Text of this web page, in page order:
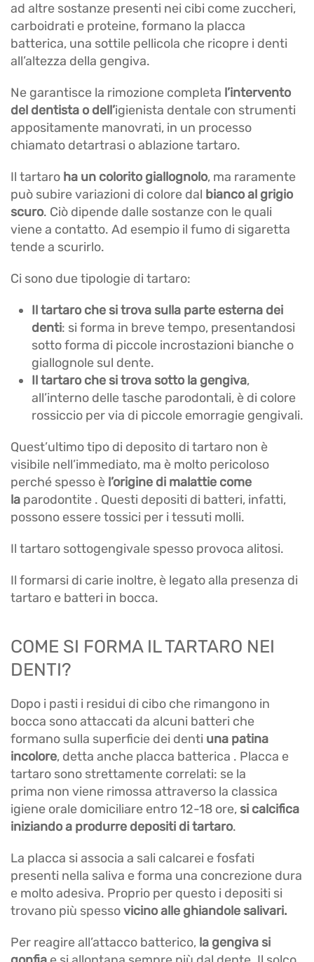
ad altre sostanze presenti nei cibi come zuccheri,
carboidrati e proteine, formano la placca
batterica, una sottile pellicola che ricopre i denti
all’altezza della gengiva.
Ne garantisce la rimozione completa l’intervento
del dentista o dell’igienista dentale con strumenti
appositamente manovrati, in un processo
chiamato detartrasi o ablazione tartaro.
Il tartaro ha un colorito giallognolo, ma raramente
può subire variazioni di colore dal bianco al grigio
scuro. Ciò dipende dalle sostanze con le quali
viene a contatto. Ad esempio il fumo di sigaretta
tende a scurirlo.
Ci sono due tipologie di tartaro:
Il tartaro che si trova sulla parte esterna dei
denti: si forma in breve tempo, presentandosi
sotto forma di piccole incrostazioni bianche o
giallognole sul dente.
Il tartaro che si trova sotto la gengiva,
all’interno delle tasche parodontali, è di colore
rossiccio per via di piccole emorragie gengivali.
Quest’ultimo tipo di deposito di tartaro non è
visibile nell’immediato, ma è molto pericoloso
perché spesso è l’origine di malattie come
la parodontite . Questi depositi di batteri, infatti,
possono essere tossici per i tessuti molli.
Il tartaro sottogengivale spesso provoca alitosi.
Il formarsi di carie inoltre, è legato alla presenza di
tartaro e batteri in bocca.
COME SI FORMA IL TARTARO NEI
DENTI?
Dopo i pasti i residui di cibo che rimangono in
bocca sono attaccati da alcuni batteri che
formano sulla superficie dei denti una patina
incolore, detta anche placca batterica . Placca e
tartaro sono strettamente correlati: se la
prima non viene rimossa attraverso la classica
igiene orale domiciliare entro 12-18 ore,si calcifica
iniziando a produrre depositi di tartaro.
La placca si associa a sali calcarei e fosfati
presenti nella saliva e forma una concrezione dura
e molto adesiva. Proprio per questo i depositi si
trovano più spessovicino alle ghiandole salivari.
Per reagire all’attacco batterico, la gengiva si